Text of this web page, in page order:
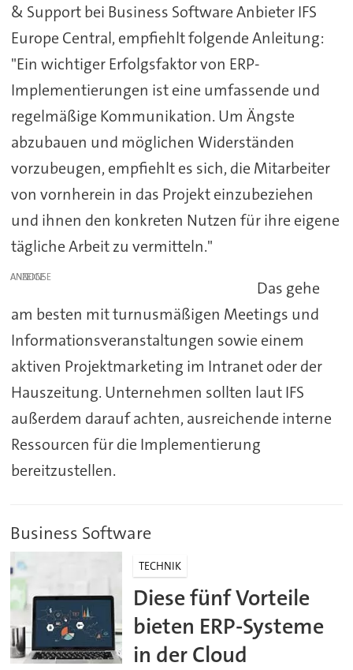
& Support bei Business Software Anbieter IFS
Europe Central, empfiehlt folgende Anleitung:
"Ein wichtiger Erfolgsfaktor von ERP-
Implementierungen ist eine umfassende und
regelmäßige Kommunikation. Um Ängste
abzubauen und möglichen Widerständen
vorzubeugen, empfiehlt es sich, die Mitarbeiter
von vornherein in das Projekt einzubeziehen
und ihnen den konkreten Nutzen für ihre eigene
tägliche Arbeit zu vermitteln."
ANZEIGE
Das gehe
am besten mit turnusmäßigen Meetings und
Informationsveranstaltungen sowie einem
aktiven Projektmarketing im Intranet oder der
Hauszeitung. Unternehmen sollten laut IFS
außerdem darauf achten, ausreichende interne
Ressourcen für die Implementierung
bereitzustellen.
Business Software
TECHNIK
Diese fünf Vorteile
bieten ERP-Systeme
in der Cloud